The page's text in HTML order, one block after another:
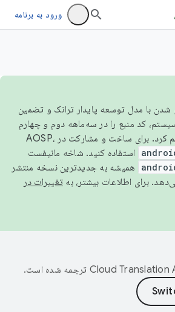
ورود به برنامه
همسو شدن با مدل توسعه پایدار ترانک و تضمین
کد منبع را در سه‌ماهه دوم و چهارم
استفاده کنید. شاخه مانیفست
همیشه به جدیدترین نسخه منتشر
تغییرات در
ترجمه شده است.